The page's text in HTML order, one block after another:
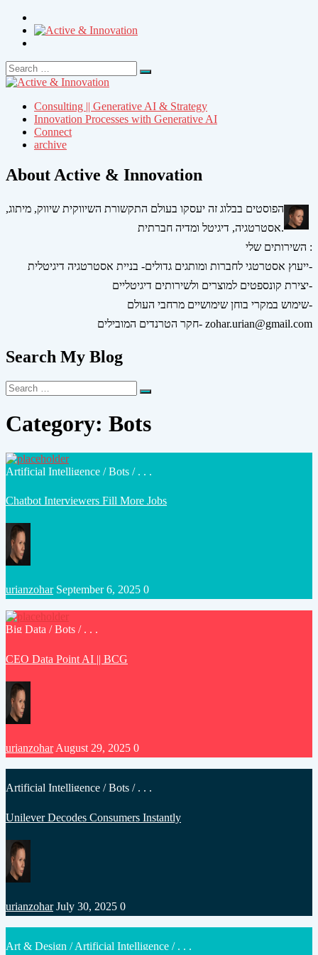
Search
for:
Search
Consulting || Generative AI & Strategy
Innovation Processes with Generative AI
Connect
archive
About Active & Innovation
הפוסטים בבלוג זה יעסקו בעולם התקשורת השיווקית שיווק, מיתוג,
אסטרטגיה, דיגיטל ומדיה חברתית.
השירותים שלי :
ייעוץ אסטרטגי לחברות ומותגים גדולים- בניית אסטרטגיה דיגיטלית-
יצירת קונספטים למוצרים ולשירותים דיגיטליים-
שימוש במקרי בוחן שימושיים מרחבי העולם-
חקר הטרנדים המובילים- zohar.urian@gmail.com
Search My Blog
Search
for:
Search
Category: Bots
Posted
Artificial Intelligence /Bots / . . .
Chatbot Interviewers Fill More Jobs
Posted
by
urianzohar September 6, 2025 0
Posted
Big Data /Bots / . . .
CEO Data Point AI || BCG
Posted
by
urianzohar August 29, 2025 0
Posted
Artificial Intelligence /Bots / . . .
Unilever Decodes Consumers Instantly
Posted
by
urianzohar July 30, 2025 0
Posted
Art & Design /Artificial Intelligence / . . .